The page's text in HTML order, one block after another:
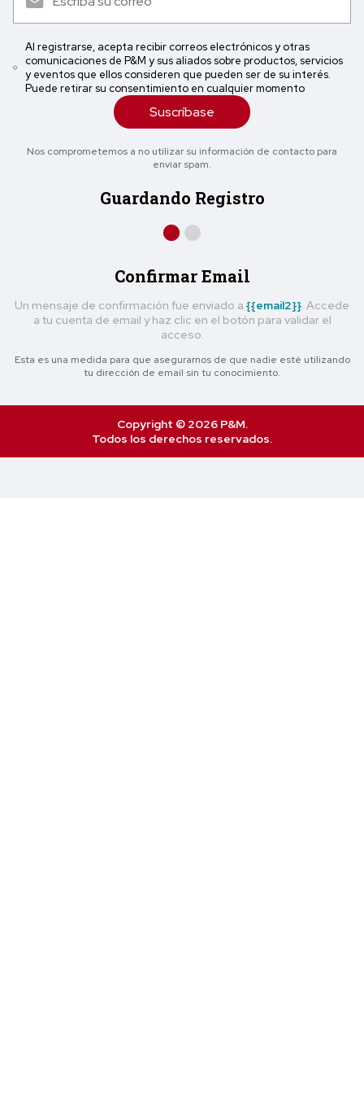
Al registrarse, acepta recibir correos electrónicos y otras
comunicaciones de P&M y sus aliados sobre productos, servicios
y eventos que ellos consideren que pueden ser de su interés.
Puede retirar su consentimiento en cualquier momento
Suscríbase
Nos comprometemos a no utilizar su información de contacto para
enviar spam.
Guardando Registro
Confirmar Email
Un mensaje de confirmación fue enviado a {{email2}}. Accede
a tu cuenta de email y haz clic en el botón para validar el
acceso.
Esta es una medida para que asegurarnos de que nadie esté utilizando
tu dirección de email sin tu conocimiento.
Copyright © 2026 P&M.
Todos los derechos reservados.